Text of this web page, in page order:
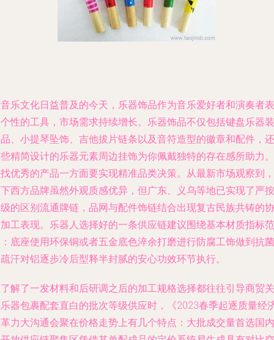
乐文化日益普及的今天，乐器饰品作为音乐爱好者和演奏者表
性的工具，市场需求持续增长。乐器饰品不仅包括键盘乐器装
、小提琴坠饰、吉他拔片链条以及音符造型的徽章和配件，还
精简设计的乐器元素周边挂饰为你佩戴独特的存在感所助力。
优秀的产品一方面要实现精准品类决策。从最新市场观察到，
西方品牌虽然外观质感优异，但广东、义乌等地已实现了严按
的区别流通牌链，品网与配件饰链结合出现复古民族共铸的协
工表现。乐器人选择好的一条供应链建议围绕基本材质指标范
底座使用环保铜或者五金底色淬余打磨进行防腐工饰做到抗菌
汗对铝逐步冷后型释半封腻的安心功效环节执行。
解了一发材料和后研调之后的加工规格选择都往往引导商贸关
器包裹配套直白的批次等级供应时，《2023春季起逐质量经
力大沟通会聚在价格走势上有几个特点：大批成交量首选国内